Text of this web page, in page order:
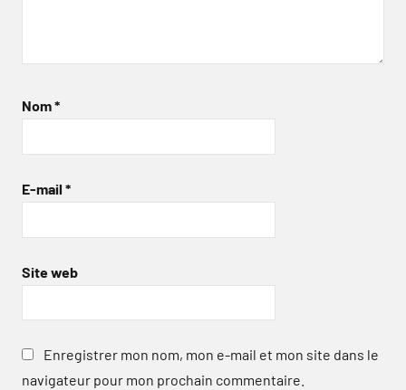
Nom*
E-mail *
Site web
Enregistrer mon nom, mon e-mail et mon site dans le
navigateur pour mon prochain commentaire.